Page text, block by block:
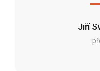
Jiří